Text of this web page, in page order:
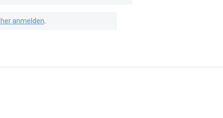
anmelden